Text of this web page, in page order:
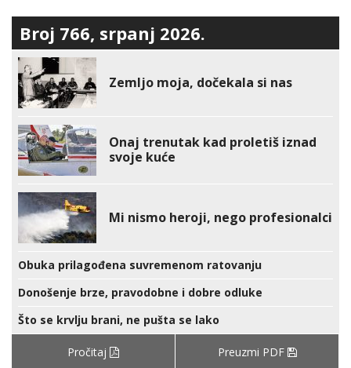
Broj 766, srpanj 2026.
Zemljo moja, dočekala si nas
Onaj trenutak kad proletiš iznad
svoje kuće
Mi nismo heroji, nego profesionalci
Obuka prilagođena suvremenom ratovanju
Donošenje brze, pravodobne i dobre odluke
Što se krvlju brani, ne pušta se lako
Pročitaj Preuzmi PDF